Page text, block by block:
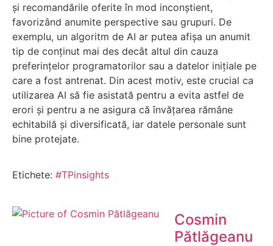
și recomandările oferite în mod inconștient,
favorizând anumite perspective sau grupuri. De
exemplu, un algoritm de AI ar putea afișa un anumit
tip de conținut mai des decât altul din cauza
preferințelor programatorilor sau a datelor inițiale pe
care a fost antrenat. Din acest motiv, este crucial ca
utilizarea AI să fie asistată pentru a evita astfel de
erori și pentru a ne asigura că învățarea rămâne
echitabilă și diversificată, iar datele personale sunt
bine protejate.
Etichete: #TPinsights
Cosmin
Pătlăgeanu